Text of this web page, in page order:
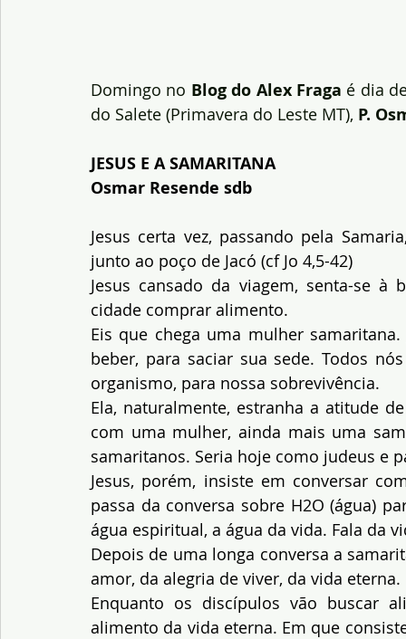
Domingo no Blog do Alex Fraga é dia
do Salete (Primavera do Leste MT), P.
JESUS E A SAMARITANA
Osmar Resende sdb
Jesus certa vez, passando pela
junto ao poço de Jacó (cf Jo 4,5-42)
Jesus cansado da viagem, senta-se
cidade comprar alimento.
Eis que chega uma mulher
beber, para saciar sua sede. Todos
organismo, para nossa sobrevivência.
Ela, naturalmente, estranha a atitude
com uma mulher, ainda mais uma
samaritanos. Seria hoje como judeus e
Jesus, porém, insiste em conversar
passa da conversa sobre H2O (água)
água espiritual, a água da vida. Fala da
Depois de uma longa conversa a
amor, da alegria de viver, da vida eterna.
Enquanto os discípulos vão buscar
alimento da vida eterna. Em que